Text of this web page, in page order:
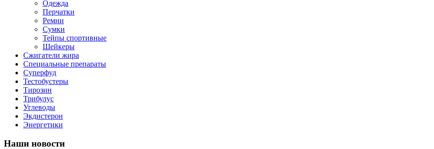
Одежда
Перчатки
Ремни
Сумки
Тейпы спортивные
Шейкеры
Сжигатели жира
Специальные препараты
Суперфуд
Тестобустеры
Тирозин
Трибулус
Углеводы
Экдистерон
Энергетики
Наши новости